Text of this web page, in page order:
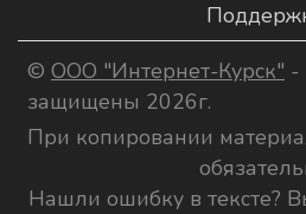
© ООО "Интернет-Курск" -
защищены 2026г.
При копировании
Нашли ошибку в тексте?